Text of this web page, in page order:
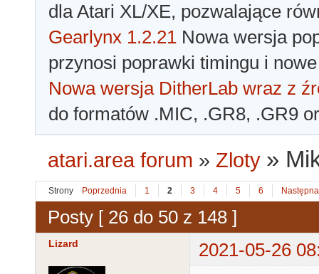
dla Atari XL/XE, pozwalające
Gearlynx 1.2.21 Nowa wersja
przynosi poprawki timingu i
Nowa wersja DitherLab wraz z
do formatów .MIC, .GR8, .GR9
atari.area forum » Zloty »
Strony Poprzednia 1 2 3 4 5 6 Następna
Posty [ 26 do 50 z 148 ]
Lizard 2021-05-26